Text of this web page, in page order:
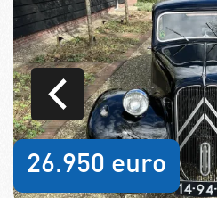
Word nu lid! Opzeggen
26.950 euro